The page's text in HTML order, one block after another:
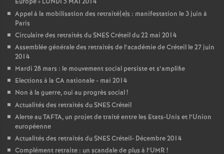
Appel à la mobilisation des retraité(e)s : manifestation le 3 juin à
Paris
Circulaire des retraités duSNESCréteil du 22 mai 2014
Assemblée générale des retraités de l’académie de Créteil le 27 juin
2014
Mardi 28 mars : le mouvement social persiste et s’amplifie
Elections à la CA nationale - mai 2014
Non à la guerre, oui au progrès social!
Actualités des retraités duSNESCréteil
Alerte auTAFTA, un projet de traité entre les Etats-Unis et l’Union
européenne
Actualités des retraités duSNESCréteil- Décembre 2014
Complément retraite : un scandale de plus à l’UMR !